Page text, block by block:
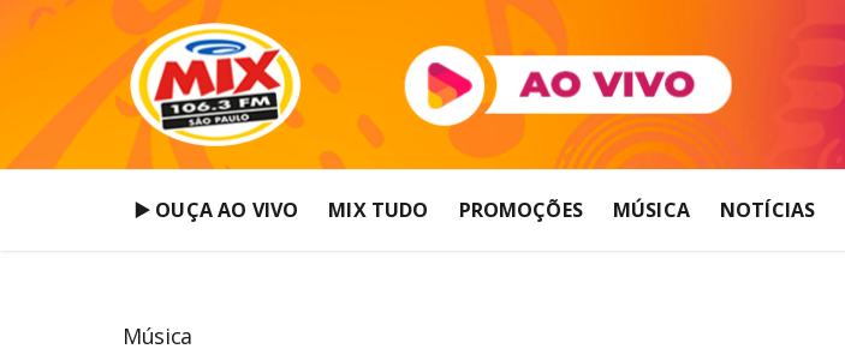
▶️ OUÇA AO VIVO MIX TUDO PROMOÇÕES MÚSICA NOTÍCIAS
Música